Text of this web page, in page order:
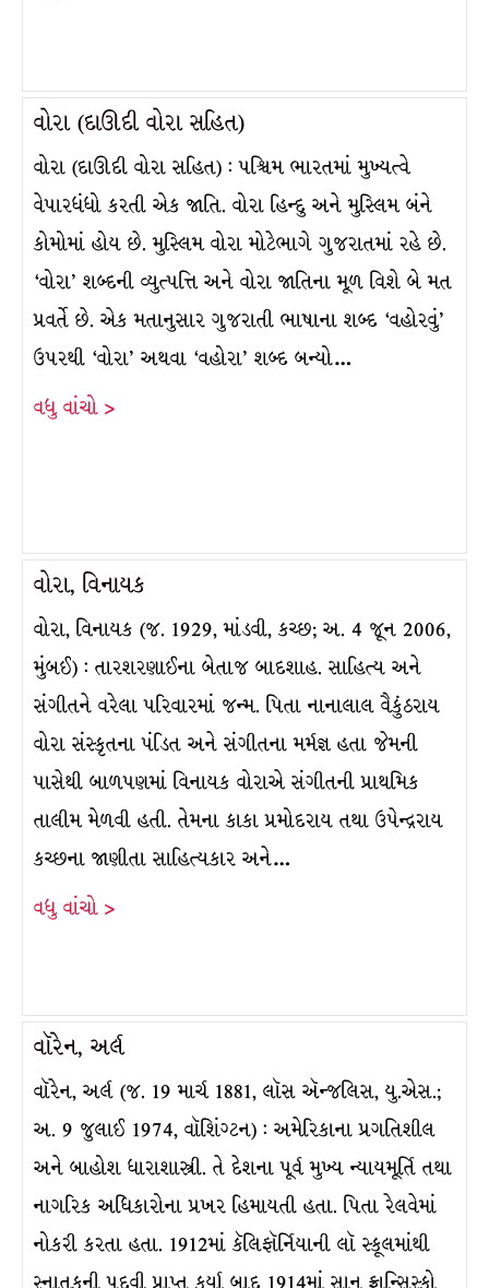
વોરા (દાઊદી વોરા સહિત)
વોરા (દાઊદી વોરા સહિત) : પશ્ચિમ ભારતમાં મુખ્યત્વે
વેપારધંધો કરતી એક જાતિ. વોરા હિન્દુ અને મુસ્લિમ બંને
કોમોમાં હોય છે. મુસ્લિમ વોરા મોટેભાગે ગુજરાતમાં રહે છે.
‘વોરા’ શબ્દની વ્યુત્પત્તિ અને વોરા જાતિના મૂળ વિશે બે મત
પ્રવર્તે છે. એક મતાનુસાર ગુજરાતી ભાષાના શબ્દ ‘વહોરવું’
ઉપરથી ‘વોરા’ અથવા ‘વહોરા’ શબ્દ બન્યો…
વધુ વાંચો >
વોરા, વિનાયક
વોરા, વિનાયક (જ. 1929, માંડવી, કચ્છ; અ. 4 જૂન 2006,
મુંબઈ) : તારશરણાઈના બેતાજ બાદશાહ. સાહિત્ય અને
સંગીતને વરેલા પરિવારમાં જન્મ. પિતા નાનાલાલ વૈકુંઠરાય
વોરા સંસ્કૃતના પંડિત અને સંગીતના મર્મજ્ઞ હતા જેમની
પાસેથી બાળપણમાં વિનાયક વોરાએ સંગીતની પ્રાથમિક
તાલીમ મેળવી હતી. તેમના કાકા પ્રમોદરાય તથા ઉપેન્દ્રરાય
કચ્છના જાણીતા સાહિત્યકાર અને…
વધુ વાંચો >
વૉરેન, અર્લ
વૉરેન, અર્લ (જ. 19 માર્ચ 1881, લૉસ ઍન્જલિસ, યુ.એસ.;
અ. 9 જુલાઈ 1974, વૉશિંગ્ટન) : અમેરિકાના પ્રગતિશીલ
અને બાહોશ ધારાશાસ્ત્રી. તે દેશના પૂર્વ મુખ્ય ન્યાયમૂર્તિ તથા
નાગરિક અધિકારોના પ્રખર હિમાયતી હતા. પિતા રેલવેમાં
નોકરી કરતા હતા. 1912માં કૅલિફૉર્નિયાની લૉ સ્કૂલમાંથી